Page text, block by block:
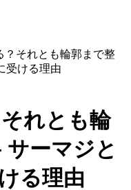
？それとも輪郭まで整
受ける理由
れとも輪
ーマジと
る理由